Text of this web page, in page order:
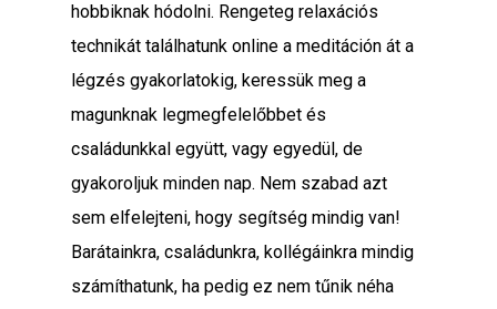
hobbiknak hódolni. Rengeteg relaxációs
technikát találhatunk online a meditáción át a
légzés gyakorlatokig, keressük meg a
magunknak legmegfelelőbbet és
családunkkal együtt, vagy egyedül, de
gyakoroljuk minden nap. Nem szabad azt
sem elfelejteni, hogy segítség mindig van!
Barátainkra, családunkra, kollégáinkra mindig
számíthatunk, ha pedig ez nem tűnik néha